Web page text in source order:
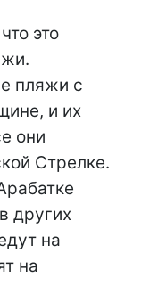
это
пляжи с
и их
они
Стрелке.
других
на
на